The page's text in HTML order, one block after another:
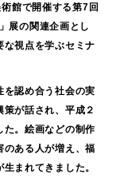
館で開催する第7回
展の関連企画とし
な視点を学ぶセミナ
を認め合う社会の実
が話され、平成２
た。絵画などの制作
のある人が増え、福
まれてきました。